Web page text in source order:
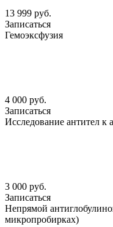
13 999 руб.
Записаться
Гемоэксфузия
4 000 руб.
Записаться
Исследование антител к
3 000 руб.
Записаться
Непрямой
микропробирках)